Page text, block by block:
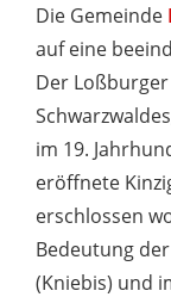
Die Gemeinde
auf eine
Der
im 19.
eröffnete
erschlossen
Bedeutung
(Kniebis) und